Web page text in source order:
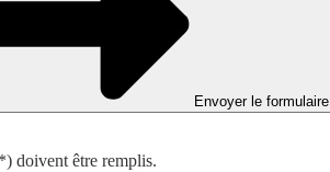
Envoyer le formulaire
doivent être remplis.